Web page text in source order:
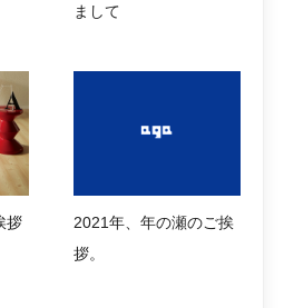
まして
拶
2021年、年の瀬のご挨
拶。